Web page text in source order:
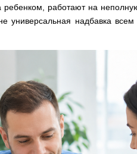
ребенком, работают на
универсальная надбавка